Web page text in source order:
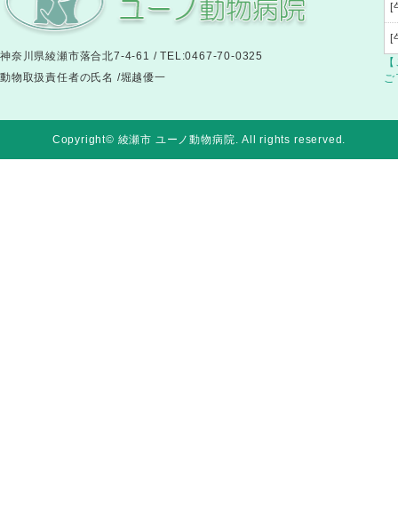
神奈川県綾瀬市落合北7-4-61 / TEL:0467-70-0325
動物取扱責任者の氏名 /堀越優一
[
[
ご
Copyright© 綾瀬市 ユーノ動物病院. All rights reserved.